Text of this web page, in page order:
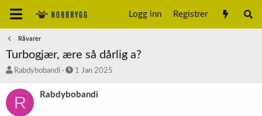
Logg inn Registrer
Råvarer
Turbogjær, ære så dårlig a?
T
å
d
Rabdybobandi
S
a
1 Jan 2025
R Rabdybobandi